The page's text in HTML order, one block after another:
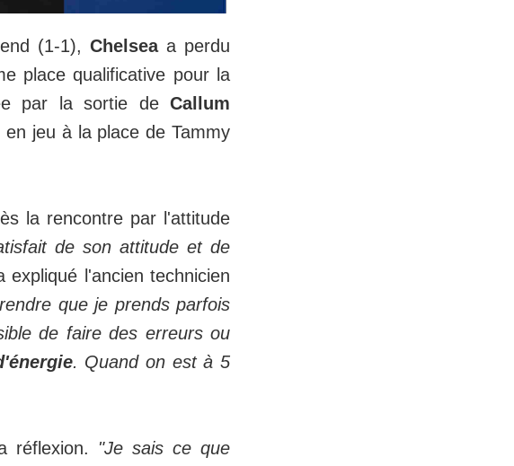
end (1-1),Chelseaa perdu
place qualificative pour la
par la sortie de Callum
jeu à la place de Tammy
la rencontre par l'attitude
de son attitude et de
expliqué l'ancien technicien
que je prends parfois
de faire des erreurs ou
. Quand on est à 5
réflexion. "Je sais ce que